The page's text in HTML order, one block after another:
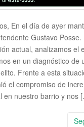
En el día de ayer
Gustavo Posse.
actual, analizamos el
en un diagnóstico de
Frente a esta
el compromiso de
en nuestro barrio y nos